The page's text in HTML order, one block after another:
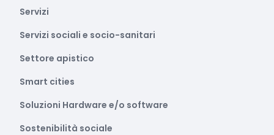
Servizi
Servizi sociali e socio-sanitari
Settore apistico
Smart cities
Soluzioni Hardware e/o software
Sostenibilità sociale